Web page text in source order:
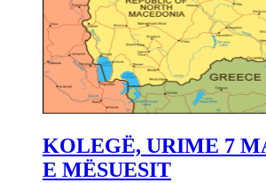
KOLEGË, URIME 7
E MËSUESIT